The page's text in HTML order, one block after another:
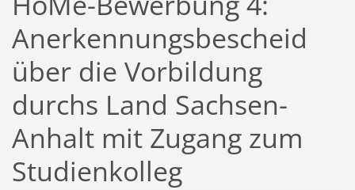
Anerkennungsbescheid
über die Vorbildung
durchs Land Sachsen-
Anhalt mit Zugang zum
Studienkolleg